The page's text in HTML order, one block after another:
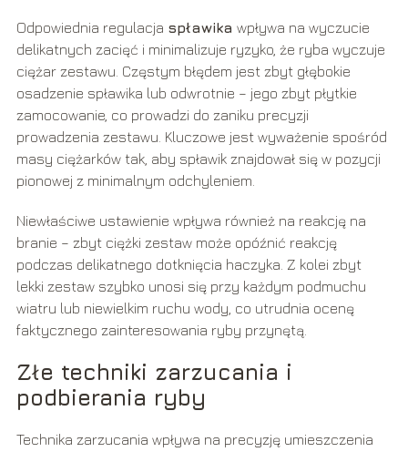
Odpowiednia regulacja spławika wpływa na wyczucie
delikatnych zacięć i minimalizuje ryzyko, że ryba wyczuje
ciężar zestawu. Częstym błędem jest zbyt głębokie
osadzenie spławika lub odwrotnie – jego zbyt płytkie
zamocowanie, co prowadzi do zaniku precyzji
prowadzenia zestawu. Kluczowe jest wyważenie spośród
masy ciężarków tak, aby spławik znajdował się w pozycji
pionowej z minimalnym odchyleniem.
Niewłaściwe ustawienie wpływa również na reakcję na
branie – zbyt ciężki zestaw może opóźnić reakcję
podczas delikatnego dotknięcia haczyka. Z kolei zbyt
lekki zestaw szybko unosi się przy każdym podmuchu
wiatru lub niewielkim ruchu wody, co utrudnia ocenę
faktycznego zainteresowania ryby przynętą.
Złe techniki zarzucania i
podbierania ryby
Technika zarzucania wpływa na precyzję umieszczenia